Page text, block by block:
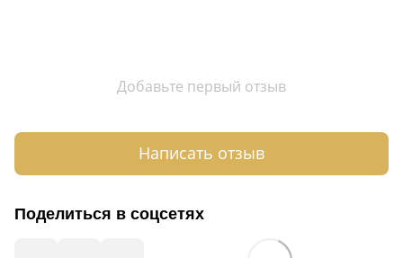
Добавьте первый отзыв
Написать отзыв
Поделиться в соцсетях